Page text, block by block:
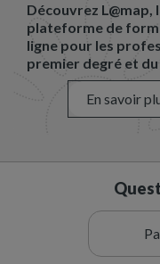
Découvrez L@map,
plateforme de
ligne pour les
premier degré et du
En savoir